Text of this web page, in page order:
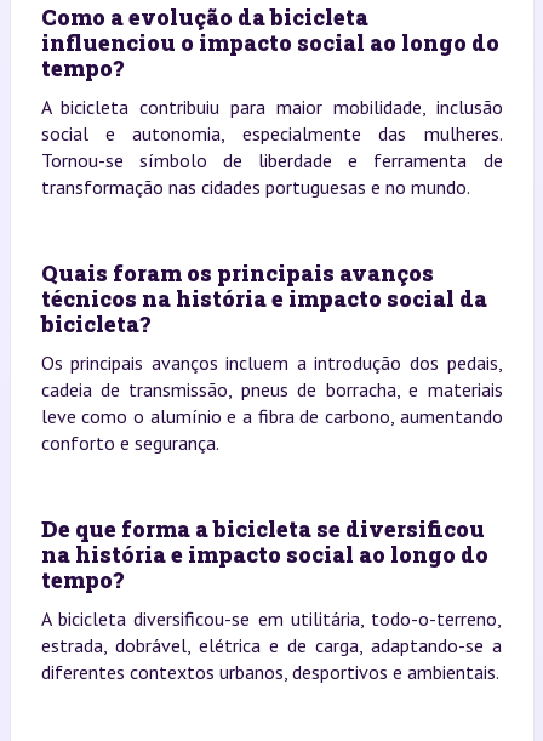
Como a evolução da bicicleta
influenciou o impacto social ao longo do
tempo?
A bicicleta contribuiu para maior mobilidade, inclusão
social e autonomia, especialmente das mulheres.
Tornou-se símbolo de liberdade e ferramenta de
transformação nas cidades portuguesas e no mundo.
Quais foram os principais avanços
técnicos na história e impacto social da
bicicleta?
Os principais avanços incluem a introdução dos pedais,
cadeia de transmissão, pneus de borracha, e materiais
leve como o alumínio e a fibra de carbono, aumentando
conforto e segurança.
De que forma a bicicleta se diversificou
na história e impacto social ao longo do
tempo?
A bicicleta diversificou-se em utilitária, todo-o-terreno,
estrada, dobrável, elétrica e de carga, adaptando-se a
diferentes contextos urbanos, desportivos e ambientais.